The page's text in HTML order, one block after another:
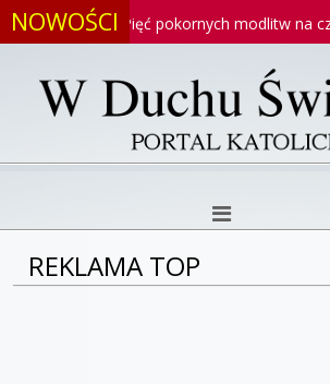
NOWOŚCIPięć pokornych modlitw na cześć
REKLAMA TOP